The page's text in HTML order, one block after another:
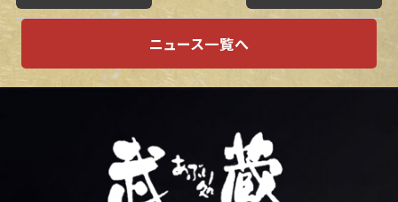
ニュース一覧へ